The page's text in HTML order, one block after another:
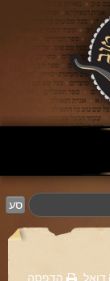
סע
הדפסה דואל